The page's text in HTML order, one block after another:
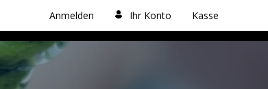
Anmelden Ihr Konto Kasse